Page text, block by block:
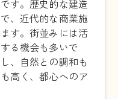
す。歴史的な建造
、近代的な商業施
す。街並みには活
る機会も多いで
、自然との調和も
高く、都心へのア